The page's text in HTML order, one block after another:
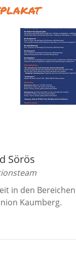
Sörös
in den
Kaumberg.